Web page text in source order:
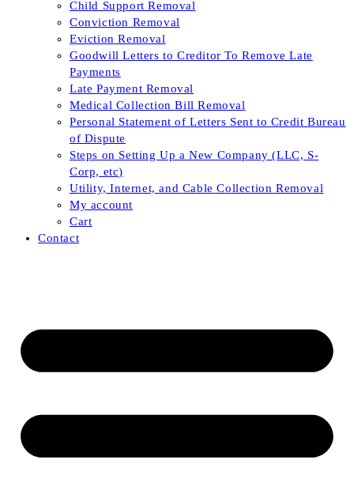
Child Support Removal
Conviction Removal
Eviction Removal
Goodwill Letters to Creditor To Remove Late
Payments
Late Payment Removal
Medical Collection Bill Removal
Personal Statement of Letters Sent to Credit Bureau
of Dispute
Steps on Setting Up a New Company (LLC, S-
Corp, etc)
Utility, Internet, and Cable Collection Removal
My account
Cart
Contact